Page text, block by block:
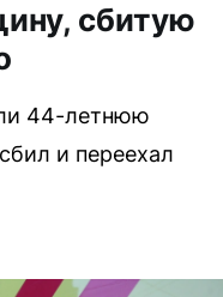
сбитую
44-летнюю
и переехал